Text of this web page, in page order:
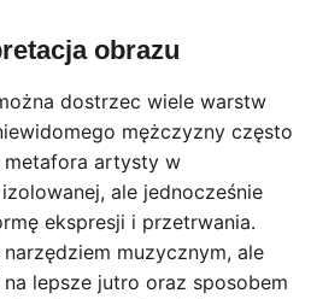
obrazu
dostrzec wiele warstw
mężczyzny często
artysty w
ale jednocześnie
ekspresji i przetrwania.
muzycznym, ale
lepsze jutro oraz sposobem